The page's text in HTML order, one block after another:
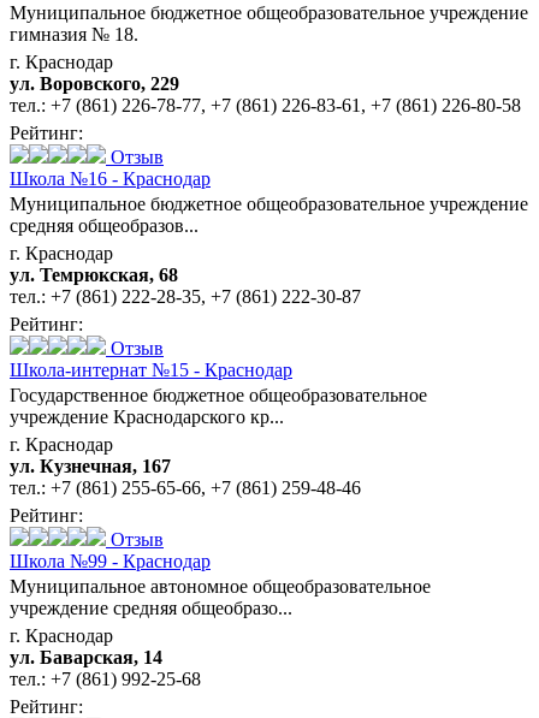
Муниципальное бюджетное общеобразовательное учреждение
гимназия № 18.
г. Краснодар
ул. Воровского, 229
тел.: +7 (861) 226-78-77, +7 (861) 226-83-61 , +7 (861) 226-80-58
Рейтинг:
Отзыв
Школа №16 - Краснодар
Муниципальное бюджетное общеобразовательное учреждение
средняя общеобразов...
г. Краснодар
ул. Темрюкская, 68
тел.: +7 (861) 222-28-35, +7 (861) 222-30-87
Рейтинг:
Отзыв
Школа-интернат №15 - Краснодар
Государственное бюджетное общеобразовательное
учреждение Краснодарского кр...
г. Краснодар
ул. Кузнечная, 167
тел.: +7 (861) 255-65-66, +7 (861) 259-48-46
Рейтинг:
Отзыв
Школа №99 - Краснодар
Муниципальное автономное общеобразовательное
учреждение средняя общеобразо...
г. Краснодар
ул. Баварская, 14
тел.: +7 (861) 992-25-68
Рейтинг: